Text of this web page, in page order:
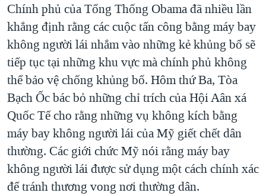
Chính phủ của Tổng Thống Obama đã nhiều lần
khẳng định rằng các cuộc tấn công bằng máy bay
không người lái nhắm vào những kẻ khủng bố sẽ
tiếp tục tại những khu vực mà chính phủ không
thể bảo vệ chống khủng bố. Hôm thứ Ba, Tòa
Bạch Ốc bác bỏ những chỉ trích của Hội Aân xá
Quốc Tế cho rằng những vụ không kích bằng
máy bay không người lái của Mỹ giết chết dân
thường. Các giới chức Mỹ nói rằng máy bay
không người lái được sử dụng một cách chính xác
để tránh thương vong nơi thường dân.